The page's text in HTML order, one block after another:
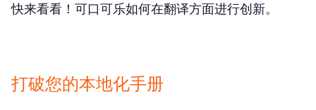
快来看看！可口可乐如何在翻译方面进行创新。
打破您的本地化手册